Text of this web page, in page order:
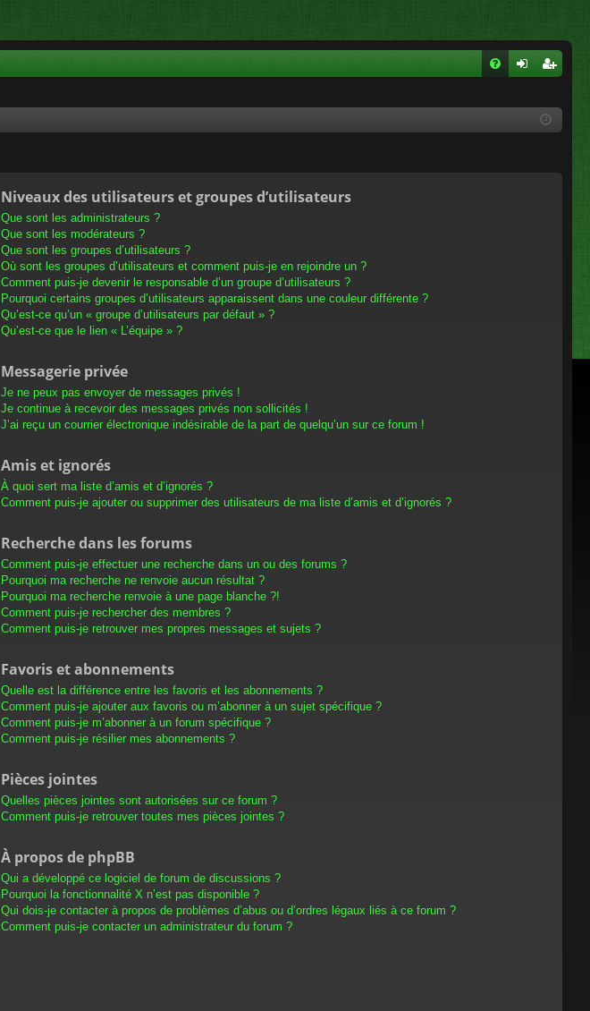
cri
Niveaux des utilisateurs et groupes d’utilisateurs
Que sont les administrateurs ?
Que sont les modérateurs ?
Que sont les groupes d’utilisateurs ?
Où sont les groupes d’utilisateurs et comment puis-je en rejoindre un ?
Comment puis-je devenir le responsable d’un groupe d’utilisateurs ?
Pourquoi certains groupes d’utilisateurs apparaissent dans une couleur différente ?
Qu’est-ce qu’un « groupe d’utilisateurs par défaut » ?
Qu’est-ce que le lien « L’équipe » ?
Messagerie privée
Je ne peux pas envoyer de messages privés !
Je continue à recevoir des messages privés non sollicités !
J’ai reçu un courrier électronique indésirable de la part de quelqu’un sur ce forum !
Amis et ignorés
À quoi sert ma liste d’amis et d’ignorés ?
Comment puis-je ajouter ou supprimer des utilisateurs de ma liste d’amis et d’ignorés ?
Recherche dans les forums
Comment puis-je effectuer une recherche dans un ou des forums ?
Pourquoi ma recherche ne renvoie aucun résultat ?
Pourquoi ma recherche renvoie à une page blanche ?!
Comment puis-je rechercher des membres ?
Comment puis-je retrouver mes propres messages et sujets ?
Favoris et abonnements
Quelle est la différence entre les favoris et les abonnements ?
Comment puis-je ajouter aux favoris ou m’abonner à un sujet spécifique ?
Comment puis-je m’abonner à un forum spécifique ?
Comment puis-je résilier mes abonnements ?
Pièces jointes
Quelles pièces jointes sont autorisées sur ce forum ?
Comment puis-je retrouver toutes mes pièces jointes ?
À propos de phpBB
Qui a développé ce logiciel de forum de discussions ?
Pourquoi la fonctionnalité X n’est pas disponible ?
Qui dois-je contacter à propos de problèmes d’abus ou d’ordres légaux liés à ce forum ?
Comment puis-je contacter un administrateur du forum ?